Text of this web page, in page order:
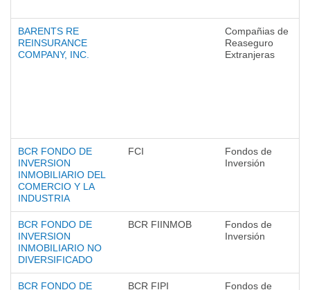
BARENTS RE
REINSURANCE
COMPANY, INC.
Compañias de
Reaseguro
Extranjeras
BCR FONDO DE
INVERSION
INMOBILIARIO DEL
COMERCIO Y LA
INDUSTRIA
FCI
Fondos de
Inversión
BCR FONDO DE
INVERSION
INMOBILIARIO NO
DIVERSIFICADO
BCR FIINMOB
Fondos de
Inversión
BCR FONDO DE
BCR FIPI
Fondos de